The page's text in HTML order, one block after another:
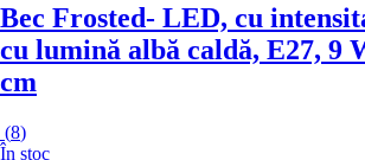
Bec Frosted- LED, cu
cu lumină albă caldă, E27, 9
cm
(8)
În stoc